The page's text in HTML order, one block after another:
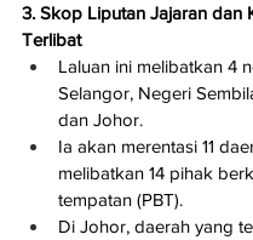
3. Skop Liputan Jajaran dan
Terlibat
Laluan ini melibatkan 4
Selangor, Negeri
dan Johor.
Ia akan merentasi 11
melibatkan 14 pihak
tempatan (PBT).
Di Johor, daerah yang